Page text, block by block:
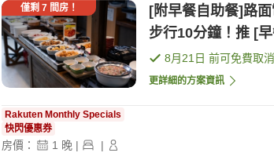
僅剩 7間房！
[附早餐自助餐]路
步行10分鐘！推 [
8月21日 前可免費取消
更詳細的方案資訊
Rakuten Monthly Specials
快閃優惠券
房價： 1 晚 | |